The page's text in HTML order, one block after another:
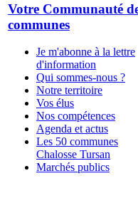
Votre Communauté
communes
Je m'abonne à la lettre
d'information
Qui sommes-nous ?
Notre territoire
Vos élus
Nos compétences
Agenda et actus
Les 50 communes
Chalosse Tursan
Marchés publics